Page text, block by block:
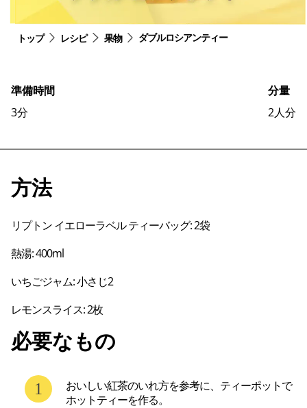
トップ レシピ 果物 ダブルロシアンティー
準備時間
3分
分量
2人分
方法
リプトン イエローラベル ティーバッグ: 2袋
熱湯: 400ml
いちごジャム: 小さじ2
必要なもの
おいしい紅茶のいれ方を参考に、ティーポットで
ホットティーを作る。